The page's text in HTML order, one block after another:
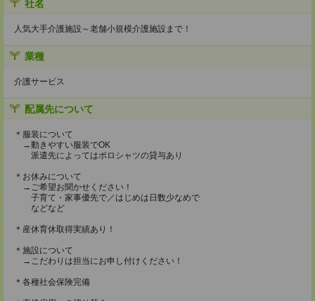
社名
人気大手介護施設～老舗小規模介護施設まで！
業種
介護サービス
配属先について
＊服装について
→動きやすい服装でOK
派遣先によってはポロシャツの貸与あり
＊お休みについて
→ご希望お聞かせください！
子育て・家事優先で／はじめは日数少なめで
などなど
＊産休育休取得実績あり！
＊施設について
→こだわりは担当にお申し付けください！
＊各種社会保険完備